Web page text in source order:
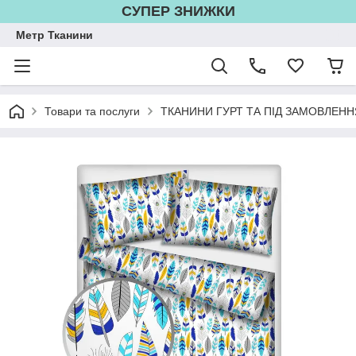
СУПЕР ЗНИЖКИ
Метр Тканини
Товари та послуги ТКАНИНИ ГУРТ ТА ПІД